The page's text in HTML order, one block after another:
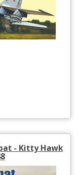
- Kitty Hawk